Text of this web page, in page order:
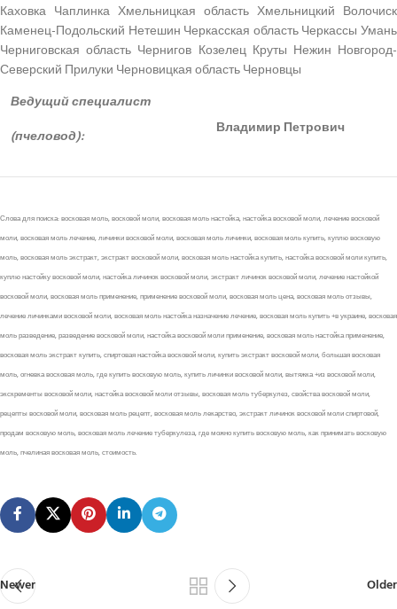
Каховка Чаплинка Хмельницкая область Хмельницкий Волочиск
Каменец-Подольский Нетешин Черкасская область Черкассы Умань
Черниговская область Чернигов Козелец Круты Нежин Новгород-
Северский Прилуки Черновицкая область Черновцы
Ведущий специалист
(пчеловод):
Владимир Петрович
Слова для поиска: восковая моль, восковой моли, восковая моль настойка, настойка восковой моли, лечение восковой
моли, восковая моль лечение, личинки восковой моли, восковая моль личинки, восковая моль купить, куплю восковую
моль, восковая моль экстракт, экстракт восковой моли, восковая моль настойка купить, настойка восковой моли купить,
куплю настойку восковой моли, настойка личинок восковой моли, экстракт личинок восковой моли, лечение настойкой
восковой моли, восковая моль применение, применение восковой моли, восковая моль цена, восковая моль отзывы,
лечение личинками восковой моли, восковая моль настойка назначение лечение, восковая моль купить +в украине, восковая
моль разведение, разведение восковой моли, настойка восковой моли применение, восковая моль настойка применение,
восковая моль экстракт купить, спиртовая настойка восковой моли, купить экстракт восковой моли, большая восковая
моль, огневка восковая моль, где купить восковую моль, купить личинки восковой моли, вытяжка +из восковой моли,
экскременты восковой моли, настойка восковой моли отзывы, восковая моль туберкулез, свойства восковой моли,
рецепты восковой моли, восковая моль рецепт, восковая моль лекарство, экстракт личинок восковой моли спиртовой,
продам восковую моль, восковая моль лечение туберкулеза, где можно купить восковую моль, как принимать восковую
моль, пчелиная восковая моль, стоимость.
Newer Older